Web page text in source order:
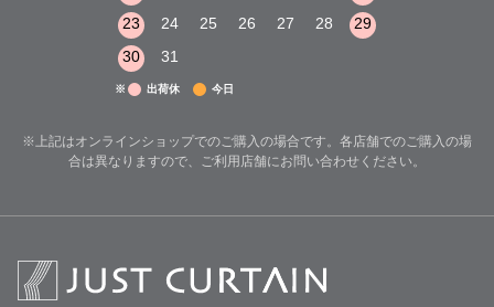
23
24 25 26 27 28
29
30
31
※ 出荷休 今日
※上記はオンラインショップでのご購入の場合です。各店舗でのご購入の場
合は異なりますので、ご利用店舗にお問い合わせください。